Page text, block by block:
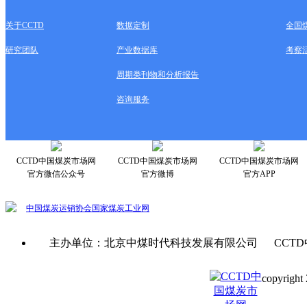
关于CCTD 数据定制 全国
研究团队 产业数据库 考察
周期类刊物和分析报告
咨询服务
CCTD中国煤炭市场网
官方微信公众号
CCTD中国煤炭市场网
官方微博
CCTD中国煤炭市场网
官方APP
中国煤炭运销协会国家煤炭工业网
主办单位：北京中煤时代科技发展有限公司
copyright